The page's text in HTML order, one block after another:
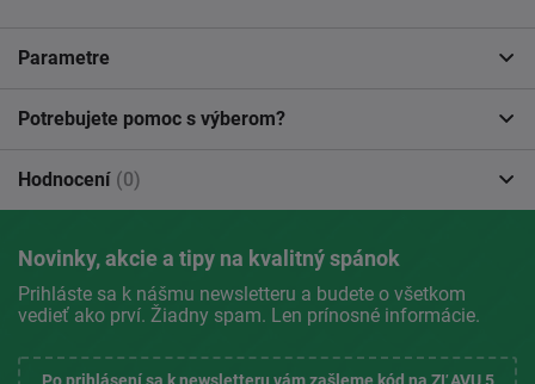
Parametre
Potrebujete pomoc s výberom?
Hodnocení (0)
Novinky, akcie a tipy na kvalitný spánok
Prihláste sa k nášmu newsletteru a budete o všetkom
vedieť ako prví. Žiadny spam. Len prínosné informácie.